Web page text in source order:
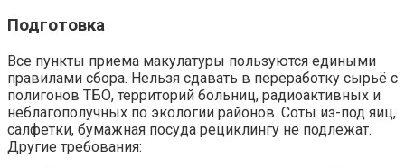
Подготовка
Все пункты приема макулатуры пользуются едиными
правилами сбора. Нельзя сдавать в переработку сырьё с
полигонов ТБО, территорий больниц, радиоактивных и
неблагополучных по экологии районов. Соты из-под яиц,
салфетки, бумажная посуда рециклингу не подлежат.
Другие требования: